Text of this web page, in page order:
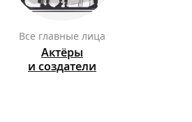
Все главные лица
Актёры
и создатели